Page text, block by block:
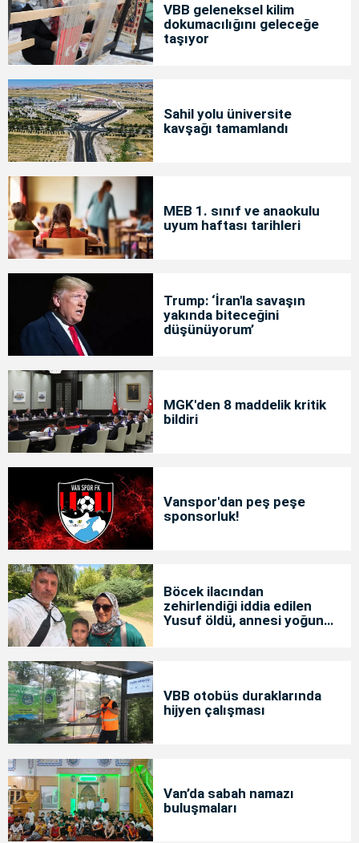
VBB geleneksel kilim
dokumacılığını geleceğe
taşıyor
Sahil yolu üniversite
kavşağı tamamlandı
MEB 1. sınıf ve anaokulu
uyum haftası tarihleri
Trump: ‘İran'la savaşın
yakında biteceğini
düşünüyorum’
MGK'den 8 maddelik kritik
bildiri
Vanspor'dan peş peşe
sponsorluk!
Böcek ilacından
zehirlendiği iddia edilen
Yusuf öldü, annesi yoğun
VBB otobüs duraklarında
hijyen çalışması
Van’da sabah namazı
buluşmaları